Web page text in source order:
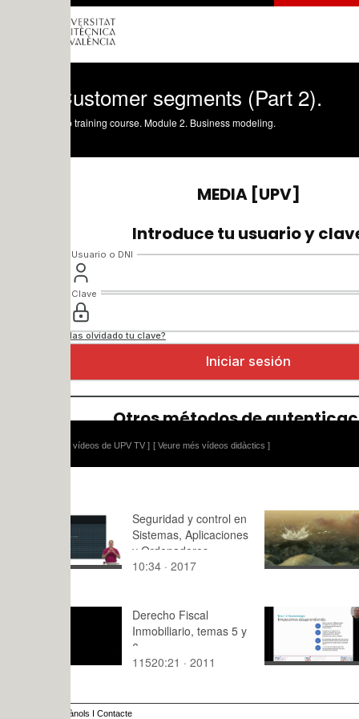
segments (Part 2).
training course. Module 2. Business modeling.
vídeos de UPV TV ] [ Veure més vídeos didàctics ]
Seguridad y control en
Sistemas, Aplicaciones
y Ordenadores
10:34 · 2017
Práctica 3.
tiempo
1:30 · 2021
Derecho Fiscal
Inmobiliario, temas 5 y
11520:21 · 2011
6:30 · 2025